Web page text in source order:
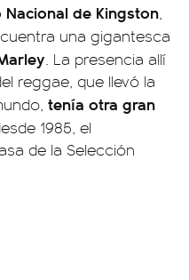
Nacional de Kingston,
una gigantesca
. La presencia allí
reggae, que llevó la
tenía otra gran
1985, el
de la Selección